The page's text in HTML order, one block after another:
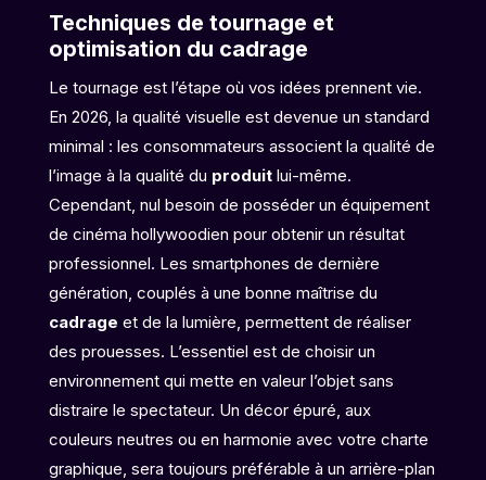
Techniques de tournage et
optimisation du cadrage
Le tournage est l’étape où vos idées prennent vie.
En 2026, la qualité visuelle est devenue un standard
minimal : les consommateurs associent la qualité de
l’image à la qualité du produitlui-même.
Cependant, nul besoin de posséder un équipement
de cinéma hollywoodien pour obtenir un résultat
professionnel. Les smartphones de dernière
génération, couplés à une bonne maîtrise du
cadrage et de la lumière, permettent de réaliser
des prouesses. L’essentiel est de choisir un
environnement qui mette en valeur l’objet sans
distraire le spectateur. Un décor épuré, aux
couleurs neutres ou en harmonie avec votre charte
graphique, sera toujours préférable à un arrière-plan